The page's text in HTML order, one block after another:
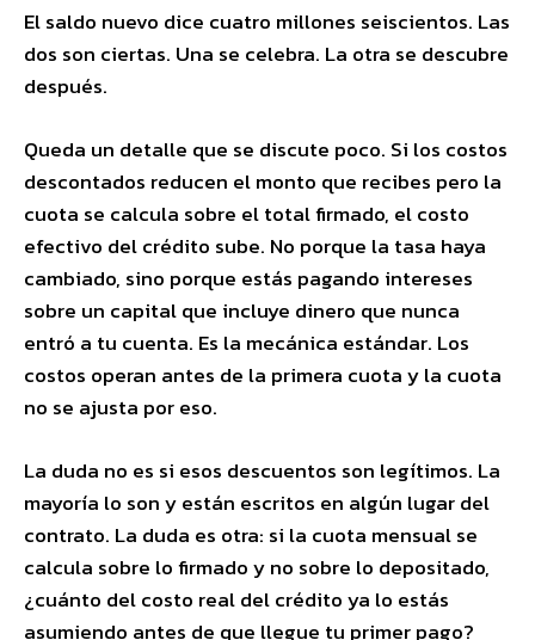
El saldo nuevo dice cuatro millones seiscientos. Las
dos son ciertas. Una se celebra. La otra se descubre
después.
Queda un detalle que se discute poco. Si los costos
descontados reducen el monto que recibes pero la
cuota se calcula sobre el total firmado, el costo
efectivo del crédito sube. No porque la tasa haya
cambiado, sino porque estás pagando intereses
sobre un capital que incluye dinero que nunca
entró a tu cuenta. Es la mecánica estándar. Los
costos operan antes de la primera cuota y la cuota
no se ajusta por eso.
La duda no es si esos descuentos son legítimos. La
mayoría lo son y están escritos en algún lugar del
contrato. La duda es otra: si la cuota mensual se
calcula sobre lo firmado y no sobre lo depositado,
¿cuánto del costo real del crédito ya lo estás
asumiendo antes de que llegue tu primer pago?